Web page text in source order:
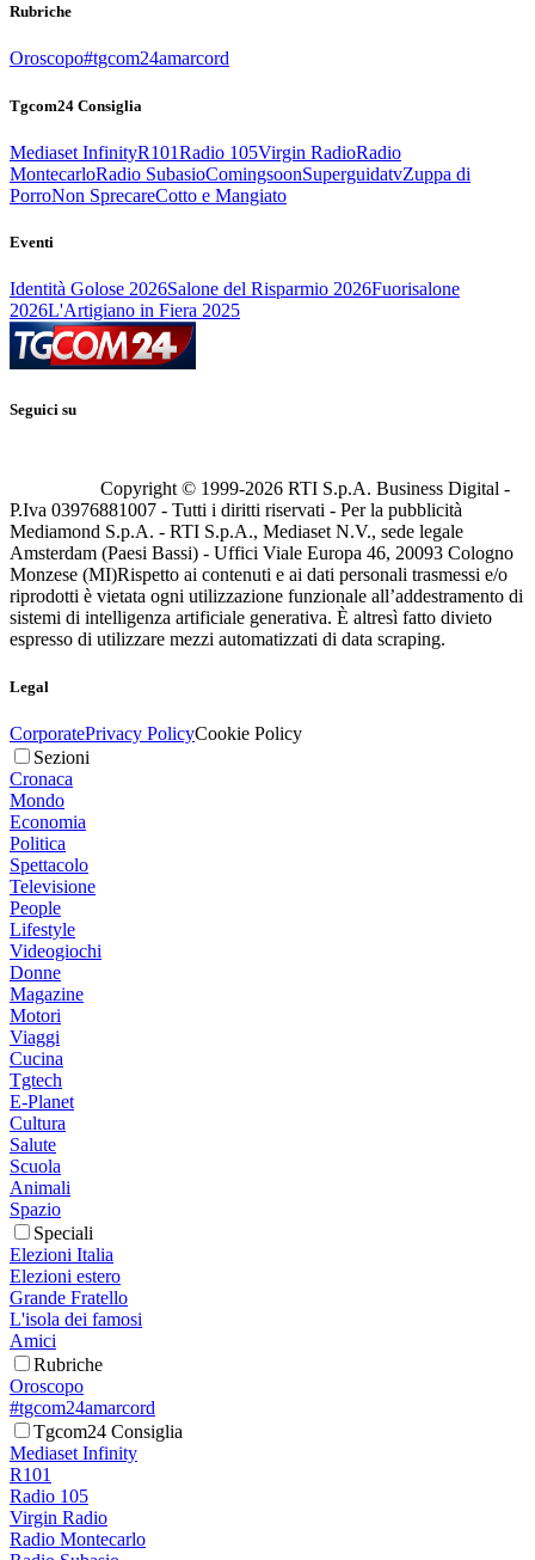
Rubriche
Oroscopo#tgcom24amarcord
Tgcom24 Consiglia
Mediaset InfinityR101Radio 105Virgin RadioRadio
MontecarloRadio SubasioComingsoonSuperguidatvZuppa di
PorroNon SprecareCotto e Mangiato
Eventi
Identità Golose 2026Salone del Risparmio 2026Fuorisalone
2026L'Artigiano in Fiera 2025
Seguici su
Copyright © 1999-2026 RTI S.p.A. Business Digital -
P.Iva 03976881007 - Tutti i diritti riservati - Per la pubblicità
Mediamond S.p.A. - RTI S.p.A., Mediaset N.V., sede legale
Amsterdam (Paesi Bassi) - Uffici Viale Europa 46, 20093 Cologno
Monzese (MI)Rispetto ai contenuti e ai dati personali trasmessi e/o
riprodotti è vietata ogni utilizzazione funzionale all’addestramento di
sistemi di intelligenza artificiale generativa. È altresì fatto divieto
espresso di utilizzare mezzi automatizzati di data scraping.
Legal
CorporatePrivacy PolicyCookie Policy
Sezioni
Cronaca
Mondo
Economia
Politica
Spettacolo
Televisione
People
Lifestyle
Videogiochi
Donne
Magazine
Motori
Viaggi
Cucina
Tgtech
E-Planet
Cultura
Salute
Scuola
Animali
Spazio
Speciali
Elezioni Italia
Elezioni estero
Grande Fratello
L'isola dei famosi
Amici
Rubriche
Oroscopo
#tgcom24amarcord
Tgcom24 Consiglia
Mediaset Infinity
R101
Radio 105
Virgin Radio
Radio Montecarlo